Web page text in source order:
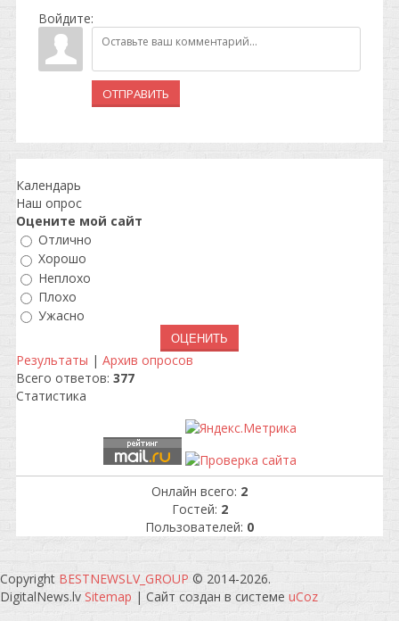
Войдите:
ОТПРАВИТЬ
Календарь
Наш опрос
Оцените мой сайт
Отлично
Хорошо
Неплохо
Плохо
Ужасно
Результаты | Архив опросов
Всего ответов: 377
Статистика
Онлайн всего: 2
Гостей: 2
Пользователей: 0
Copyright BESTNEWSLV_GROUP © 2014-2026.
DigitalNews.lv Sitemap | Сайт создан в системе uCoz